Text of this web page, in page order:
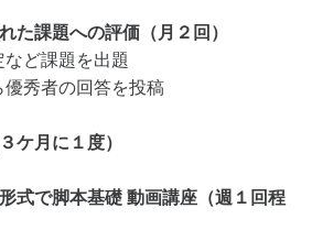
た課題への評価（⽉２回）
など課題を出題
優秀者の回答を投稿
ケ⽉に１度）
式で脚本基礎 動画講座（週１回程